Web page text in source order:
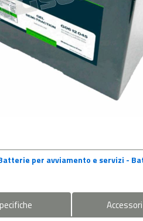
per avviamento e servizi -
Accessori